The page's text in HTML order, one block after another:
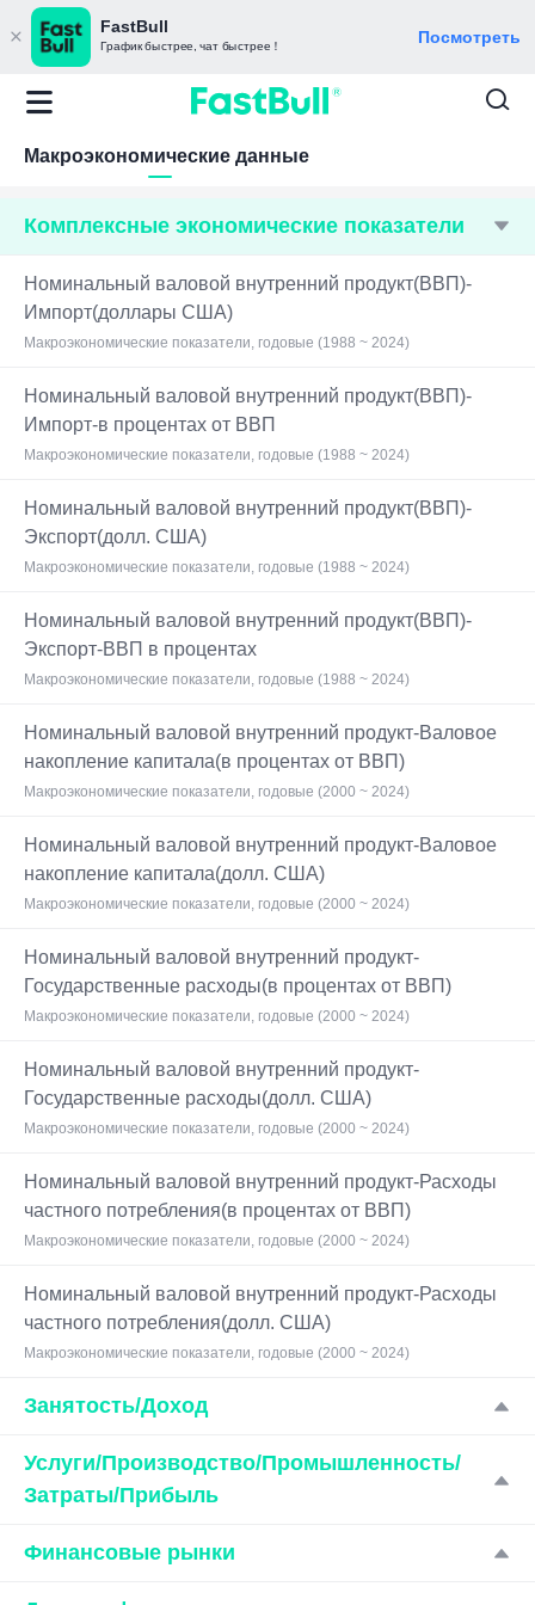
FastBull
График быстрее, чат быстрее！ Посмотреть
Макроэкономические данные
Комплексные экономические показатели
Номинальный валовой внутренний продукт(ВВП)-
Импорт(доллары США)
Макроэкономические показатели, годовые (1988 ~ 2024)
Номинальный валовой внутренний продукт(ВВП)-
Импорт-в процентах от ВВП
Макроэкономические показатели, годовые (1988 ~ 2024)
Номинальный валовой внутренний продукт(ВВП)-
Экспорт(долл. США)
Макроэкономические показатели, годовые (1988 ~ 2024)
Номинальный валовой внутренний продукт(ВВП)-
Экспорт-ВВП в процентах
Макроэкономические показатели, годовые (1988 ~ 2024)
Номинальный валовой внутренний продукт-Валовое
накопление капитала(в процентах от ВВП)
Макроэкономические показатели, годовые (2000 ~ 2024)
Номинальный валовой внутренний продукт-Валовое
накопление капитала(долл. США)
Макроэкономические показатели, годовые (2000 ~ 2024)
Номинальный валовой внутренний продукт-
Государственные расходы(в процентах от ВВП)
Макроэкономические показатели, годовые (2000 ~ 2024)
Номинальный валовой внутренний продукт-
Государственные расходы(долл. США)
Макроэкономические показатели, годовые (2000 ~ 2024)
Номинальный валовой внутренний продукт-Расходы
частного потребления(в процентах от ВВП)
Макроэкономические показатели, годовые (2000 ~ 2024)
Номинальный валовой внутренний продукт-Расходы
частного потребления(долл. США)
Макроэкономические показатели, годовые (2000 ~ 2024)
Занятость/Доход
Услуги/Производство/Промышленность/
Затраты/Прибыль
Финансовые рынки